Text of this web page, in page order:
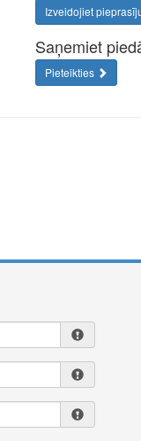
Izveidojiet
Saņemiet
Pieteikties